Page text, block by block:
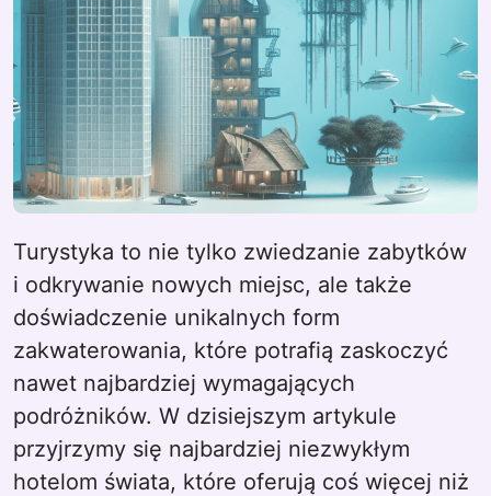
Turystyka to nie tylko zwiedzanie zabytków
i odkrywanie nowych miejsc, ale także
doświadczenie unikalnych form
zakwaterowania, które potrafią zaskoczyć
nawet najbardziej wymagających
podróżników. W dzisiejszym artykule
przyjrzymy się najbardziej niezwykłym
hotelom świata, które oferują coś więcej niż